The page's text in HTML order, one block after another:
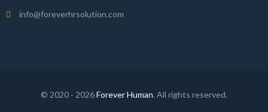
info@foreverhrsolution.com
© 2020 - 2026Forever Human. All rights reserved.